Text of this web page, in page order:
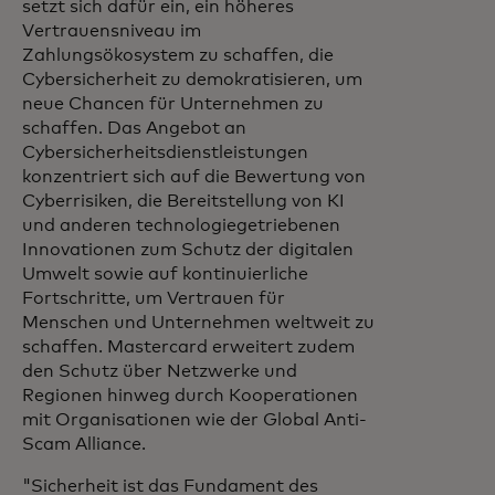
setzt sich dafür ein, ein höheres
Vertrauensniveau im
Zahlungsökosystem zu schaffen, die
Cybersicherheit zu demokratisieren, um
neue Chancen für Unternehmen zu
schaffen. Das Angebot an
Cybersicherheitsdienstleistungen
konzentriert sich auf die Bewertung von
Cyberrisiken, die Bereitstellung von KI
und anderen technologiegetriebenen
Innovationen zum Schutz der digitalen
Umwelt sowie auf kontinuierliche
Fortschritte, um Vertrauen für
Menschen und Unternehmen weltweit zu
schaffen. Mastercard erweitert zudem
den Schutz über Netzwerke und
Regionen hinweg durch Kooperationen
mit Organisationen wie der Global Anti-
Scam Alliance.
"Sicherheit ist das Fundament des